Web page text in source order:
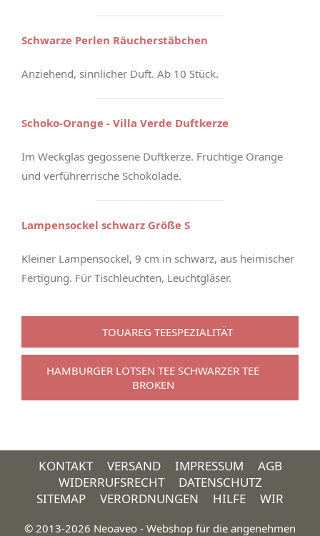
Schwarze Perlen Räucherstäbchen
Anziehend, sinnlicher Duft. Ab 10 Stück.
Schoko-Orange - Villa Verde Duftkerze
Im Weckglas gegossene Duftkerze. Fruchtige Orange
und verführerrische Schokolade.
Lampensockel schwarz Größe S
Kleiner Lampensockel, 9 cm in schwarz, aus heimischer
Fertigung. Für Tischleuchten, Leuchtgläser.
TOUAREG TEESPEZIALITÄT
HAMBURGER LOTSEN TEE SCHWARZER TEE
BROKEN
KONTAKT VERSAND IMPRESSUM
AGB
WIDERRUFSRECHT
DATENSCHUTZ
SITEMAP
VERORDNUNGEN HILFE WIR
© 2013-2026 Neoaveo - Webshop für die angenehmen